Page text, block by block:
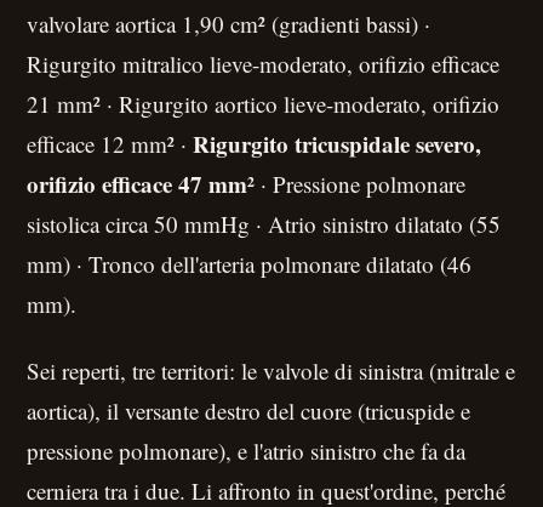
valvolare aortica 1,90 cm² (gradienti bassi) ·
Rigurgito mitralico lieve-moderato, orifizio efficace
21 mm² · Rigurgito aortico lieve-moderato, orifizio
efficace 12 mm² ·Rigurgito tricuspidale severo,
orifizio efficace 47 mm² · Pressione polmonare
sistolica circa 50 mmHg · Atrio sinistro dilatato (55
mm) · Tronco dell'arteria polmonare dilatato (46
mm).
Sei reperti, tre territori: le valvole di sinistra (mitrale e
aortica), il versante destro del cuore (tricuspide e
pressione polmonare), e l'atrio sinistro che fa da
cerniera tra i due. Li affronto in quest'ordine, perché